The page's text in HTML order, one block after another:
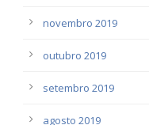
novembro 2019
outubro 2019
setembro 2019
agosto 2019